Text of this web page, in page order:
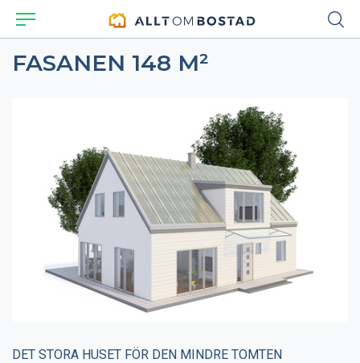
FASANEN 148 M²
DET STORA HUSET FÖR DEN MINDRE TOMTEN